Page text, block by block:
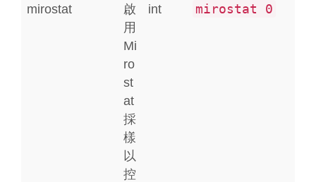
mirostat
啟
用
Mi
ro
st
at
採
樣
以
控
int mirostat 0